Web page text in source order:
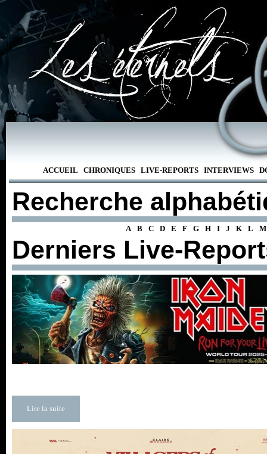
ACCUEIL CHRONIQUES LIVE-REPORTS INTERVIEWS
Recherche
A B C D E F G H I J K L M
Derniers Live-
Lire la suite